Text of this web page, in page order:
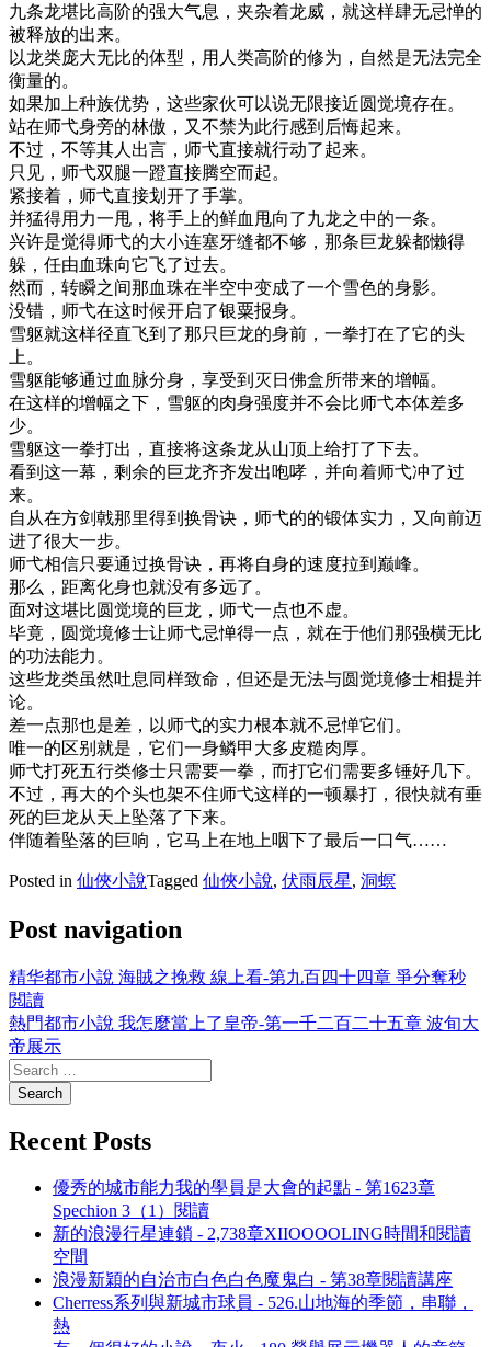
九条龙堪比高阶的强大气息，夹杂着龙威，就这样肆无忌惮的
被释放的出来。
以龙类庞大无比的体型，用人类高阶的修为，自然是无法完全
衡量的。
如果加上种族优势，这些家伙可以说无限接近圆觉境存在。
站在师弋身旁的林傲，又不禁为此行感到后悔起来。
不过，不等其人出言，师弋直接就行动了起来。
只见，师弋双腿一蹬直接腾空而起。
紧接着，师弋直接划开了手掌。
并猛得用力一甩，将手上的鲜血甩向了九龙之中的一条。
兴许是觉得师弋的大小连塞牙缝都不够，那条巨龙躲都懒得
躲，任由血珠向它飞了过去。
然而，转瞬之间那血珠在半空中变成了一个雪色的身影。
没错，师弋在这时候开启了银粟报身。
雪躯就这样径直飞到了那只巨龙的身前，一拳打在了它的头
上。
雪躯能够通过血脉分身，享受到灭日佛盒所带来的增幅。
在这样的增幅之下，雪躯的肉身强度并不会比师弋本体差多
少。
雪躯这一拳打出，直接将这条龙从山顶上给打了下去。
看到这一幕，剩余的巨龙齐齐发出咆哮，并向着师弋冲了过
来。
自从在方剑戟那里得到换骨诀，师弋的的锻体实力，又向前迈
进了很大一步。
师弋相信只要通过换骨诀，再将自身的速度拉到巅峰。
那么，距离化身也就没有多远了。
面对这堪比圆觉境的巨龙，师弋一点也不虚。
毕竟，圆觉境修士让师弋忌惮得一点，就在于他们那强横无比
的功法能力。
这些龙类虽然吐息同样致命，但还是无法与圆觉境修士相提并
论。
差一点那也是差，以师弋的实力根本就不忌惮它们。
唯一的区别就是，它们一身鳞甲大多皮糙肉厚。
师弋打死五行类修士只需要一拳，而打它们需要多锤好几下。
不过，再大的个头也架不住师弋这样的一顿暴打，很快就有垂
死的巨龙从天上坠落了下来。
伴随着坠落的巨响，它马上在地上咽下了最后一口气……
Posted in 仙俠小說Tagged 仙俠小說, 伏雨辰星, 洞螟
Post navigation
精华都市小說 海賊之挽救 線上看-第九百四十四章 爭分奪秒
閲讀
熱門都市小說 我怎麼當上了皇帝-第一千二百二十五章 波旬大
帝展示
Recent Posts
優秀的城市能力我的學員是大會的起點 - 第1623章
Spechion 3（1）閱讀
新的浪漫行星連鎖 - 2,738章XIIOOOOLING時間和閱讀
空間
浪漫新穎的自治市白色白色魔鬼白 - 第38章閱讀講座
Cherress系列與新城市球員 - 526.山地海的季節，串聯，
熱